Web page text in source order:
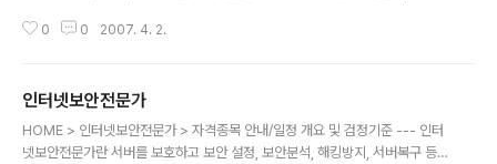
시건장치 등이 물리적 출입통제의 효시가 아니었을까 생각된다. 액세스 컨트롤
시간대에 출입이 허용된 장소를 자유롭게 출입할 수 있도록 보장하며, 출입자
기록을 유지하고 사유재산권의 보호, 종업원의 안전, 정보유출 등의 위험요소로
부터 재산, 인명, 정보 등을 효율적으로 보호관리 하기 위한 수단으로 이용되고
0 0 2007. 4. 2.
인터넷보안전문가
HOME > 인터넷보안전문가 > 자격종목 안내/일정 개요 및 검정기준 --- 인터
넷보안전문가란 서버를 보호하고 보안 설정, 보안분석, 해킹방지, 서버복구 등